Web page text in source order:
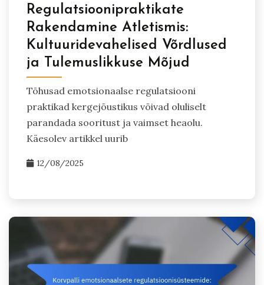
Regulatsioonipraktikate
Rakendamine Atletismis:
Kultuuridevahelised Võrdlused
ja Tulemuslikkuse Mõjud
Tõhusad emotsionaalse regulatsiooni
praktikad kergejõustikus võivad oluliselt
parandada sooritust ja vaimset heaolu.
Käesolev artikkel uurib
12/08/2025